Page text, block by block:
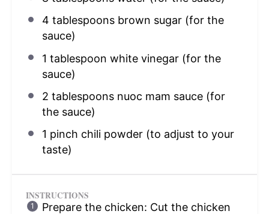
4 tablespoonsbrown sugar (for the
sauce)
1 tablespoon white vinegar (for the
sauce)
2 tablespoonsnuoc mam sauce (for
the sauce)
1 pinch chili powder (to adjust to your
taste)
INSTRUCTIONS
Prepare the chicken: Cut the chicken